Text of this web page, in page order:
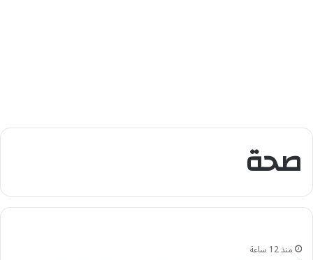
صحة
منذ 12 ساعة